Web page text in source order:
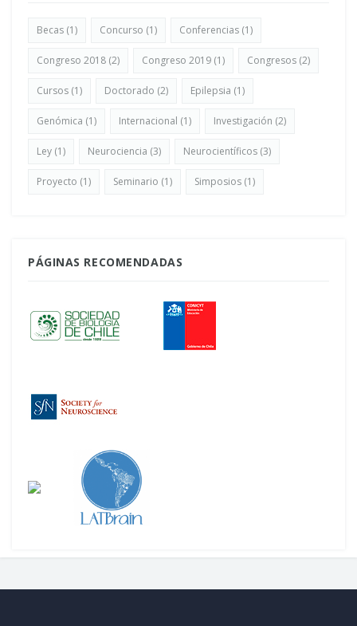
Becas (1) Concurso (1) Conferencias (1)
Congreso 2018 (2) Congreso 2019 (1) Congresos (2)
Cursos (1) Doctorado (2) Epilepsia (1)
Genómica (1) Internacional (1) Investigación (2)
Ley (1) Neurociencia (3) Neurocientíficos (3)
Proyecto (1) Seminario (1) Simposios (1)
PÁGINAS RECOMENDADAS